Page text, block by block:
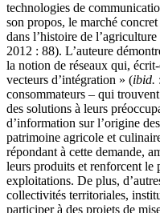
technologies de
son propos, le marché
dans l’histoire de
2012 : 88). L’auteure
la notion de réseaux qui,
vecteurs d’intégration » (ibid.
consommateurs – qui
des solutions à leurs
d’information sur l’origine
patrimoine agricole et
répondant à cette demande,
leurs produits et renforcent le
exploitations. De plus,
collectivités territoriales,
participer à des projets de